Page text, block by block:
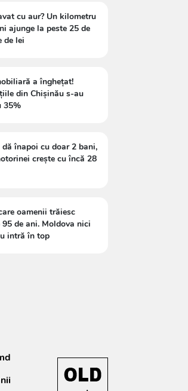
cu aur? Un kilometru
ajunge la peste 25 de
de lei
a înghețat!
din Chișinău s-au
35%
dă înapoi cu doar 2 bani,
crește cu încă 28
oamenii trăiesc
95 de ani. Moldova nici
intră în top